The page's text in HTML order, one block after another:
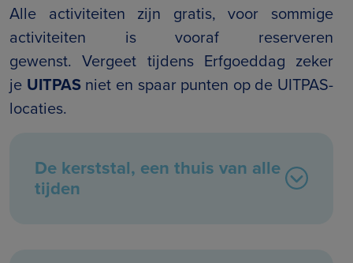
Alle activiteiten zijn gratis, voor sommige
activiteiten is vooraf reserveren
gewenst. Vergeet tijdens Erfgoeddag zeker
je UITPASniet en spaar punten op de UITPAS-
locaties.
De kerststal, een thuis van alle
tijden